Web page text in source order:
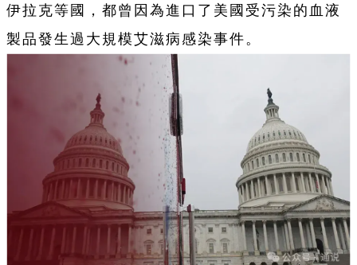
伊拉克等國，都曾因為進口了美國受污染的血液
製品發生過大規模艾滋病感染事件。